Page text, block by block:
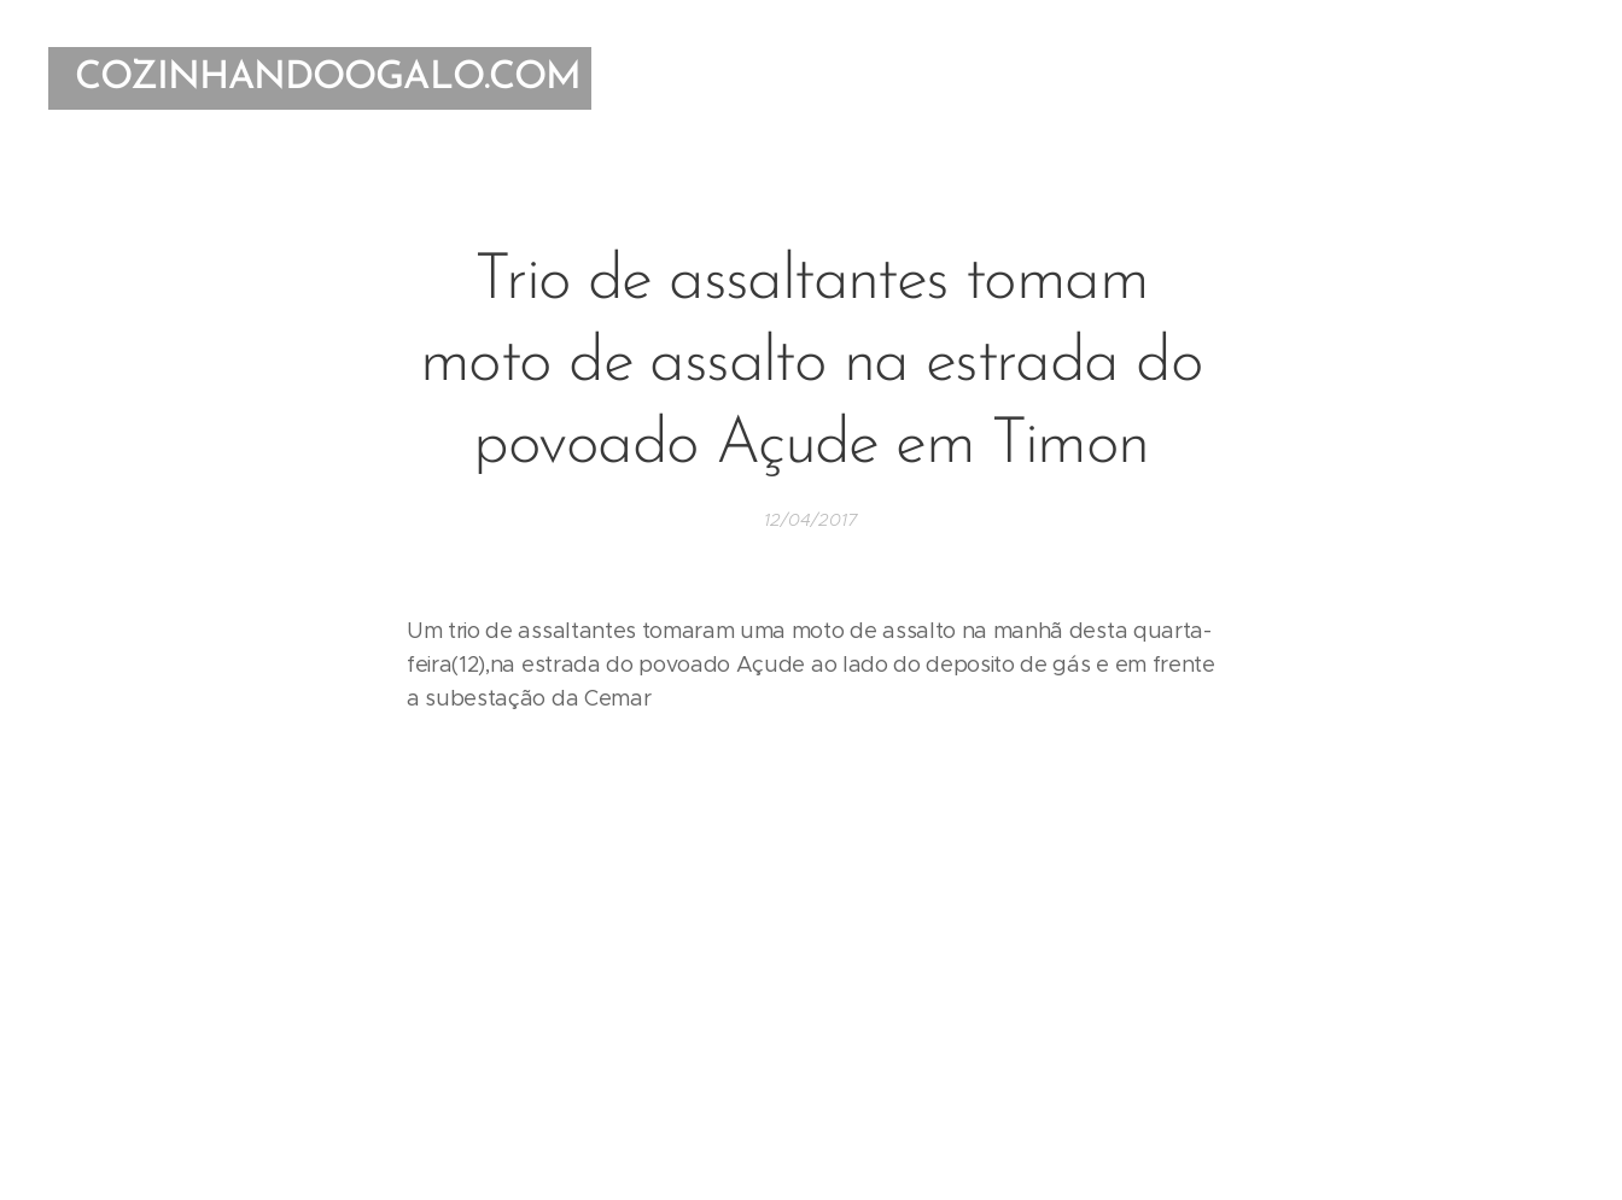
COZINHANDOOGALO.COM
Trio de assaltantes tomam
moto de assalto na estrada do
povoado Açude em Timon
12/04/2017
Um trio de assaltantes tomaram uma moto de assalto na manhã desta quarta-
feira(12),na estrada do povoado Açude ao lado do deposito de gás e em frente
a subestação da Cemar